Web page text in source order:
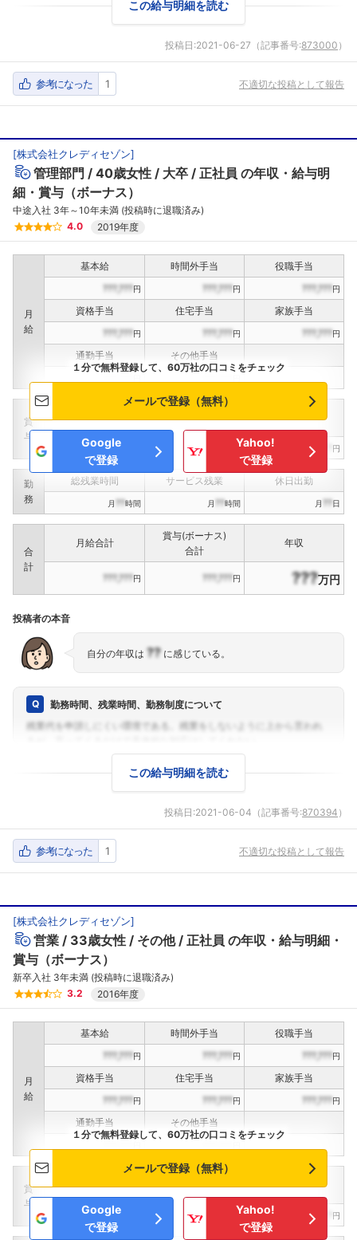
こちらの企業もフォローしませんか？
この給与明細を読む
投稿日:2021-06-27 （記事番号:873000 ）
参考になった 1 不適切な投稿として報告
[株式会社クレディセゾン]
管理部門 40歳女性 大卒 正社員 の年収・給与明
細・賞与（ボーナス）
中途入社 3年～10年未満 (投稿時に退職済み)
4.0
2019年度
月
給
基本給 時間外手当
役職手当
???,???円 ???,???円 ???,???円
資格手当 住宅手当
家族手当
???,???円 ???,???円 ???,???円
通勤手当
その他手当
賞
与
インセンティブ賞与
決算賞与
???,??? ???,??? 円 ???,??? 円
勤
務
総残業時間 サービス残業 休日出勤
月 ??時間 月 ??時間 月 ??日
合
計
月給合計
賞与(ボーナス)
合計
年収
???,???円 ???,???円 ???万円
１分で無料登録して、60万社の口コミをチェック
メールで登録（無料）
Google
で登録
Yahoo!
で登録
投稿者の本音
自分の年収は ??に感じている。
勤務時間、残業時間、勤務制度について
この給与明細を読む
投稿日:2021-06-04 （記事番号:870394 ）
参考になった 1 不適切な投稿として報告
[株式会社クレディセゾン]
営業 33歳女性 その他 正社員 の年収・給与明細・
賞与（ボーナス）
新卒入社 3年未満 (投稿時に退職済み)
3.2
2016年度
月
給
基本給 時間外手当
役職手当
???,???円 ???,???円 ???,???円
資格手当 住宅手当
家族手当
???,???円 ???,???円 ???,???円
通勤手当
その他手当
賞
与
インセンティブ賞与
決算賞与
???,??? ???,??? 円 ???,??? 円
１分で無料登録して、60万社の口コミをチェック
メールで登録（無料）
Google
で登録
Yahoo!
で登録